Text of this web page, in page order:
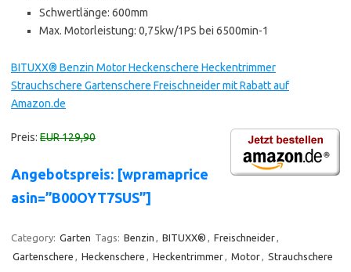
Schwertlänge: 600mm
Max. Motorleistung: 0,75kw/1PS bei 6500min-1
BITUXX® Benzin Motor Heckenschere Heckentrimmer
Strauchschere Gartenschere Freischneider mit Rabatt auf
Amazon.de
Preis: EUR 129,90
Angebotspreis: [wpramaprice
asin=”B00OYT7SUS”]
Category: Garten Tags: Benzin , BITUXX® , Freischneider,
Gartenschere , Heckenschere , Heckentrimmer, Motor, Strauchschere